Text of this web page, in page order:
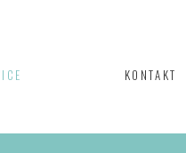
KONTAKT